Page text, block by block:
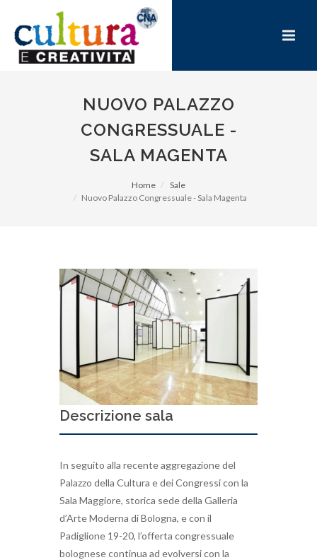
NUOVO PALAZZO
CONGRESSUALE -
SALA MAGENTA
Home
Sale
Nuovo Palazzo Congressuale - Sala Magenta
Descrizione sala
In seguito alla recente aggregazione del
Palazzo della Cultura e dei Congressi con la
Sala Maggiore, storica sede della Galleria
d’Arte Moderna di Bologna, e con il
Padiglione 19-20, l’offerta congressuale
bolognese continua ad evolversi con la